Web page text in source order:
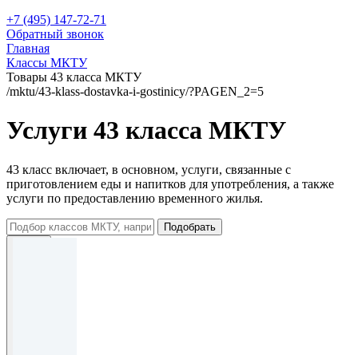
+7 (495) 147-72-71
Обратный звонок
Главная
Классы МКТУ
Товары 43 класса МКТУ
/mktu/43-klass-dostavka-i-gostinicy/?PAGEN_2=5
Услуги 43 класса МКТУ
43 класс включает, в основном, услуги, связанные с
приготовлением еды и напитков для употребления, а также
услуги по предоставлению временного жилья.
Подобрать